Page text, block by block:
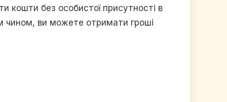
кошти без особистої присутності в
чином, ви можете отримати гроші